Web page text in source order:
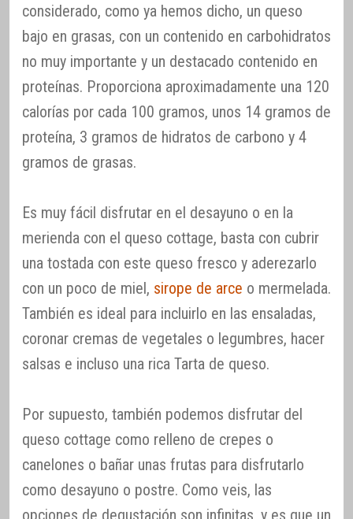
considerado, como ya hemos dicho, un queso
bajo en grasas, con un contenido en carbohidratos
no muy importante y un destacado contenido en
proteínas. Proporciona aproximadamente una 120
calorías por cada 100 gramos, unos 14 gramos de
proteína, 3 gramos de hidratos de carbono y 4
gramos de grasas.
Es muy fácil disfrutar en el desayuno o en la
merienda con el queso cottage, basta con cubrir
una tostada con este queso fresco y aderezarlo
con un poco de miel, sirope de arce o mermelada.
También es ideal para incluirlo en las ensaladas,
coronar cremas de vegetales o legumbres, hacer
salsas e incluso una rica Tarta de queso.
Por supuesto, también podemos disfrutar del
queso cottage como relleno de crepes o
canelones o bañar unas frutas para disfrutarlo
como desayuno o postre. Como veis, las
opciones de degustación son infinitas, y es que un